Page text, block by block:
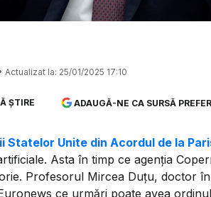
Actualizat la: 25/01/2025 17:10
ȘTIRE ADAUGĂ-NE CA SURSĂ
Statelor Unite din Acordul de la
Asta în timp ce agenția
Profesorul Mircea Duțu, doctor
ce urmări poate avea